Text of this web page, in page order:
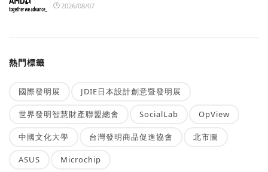
2026/08/07
熱門標籤
國際發明展 JDIE日本設計創意暨發明展
世界發明智慧財產聯盟總會 SocialLab OpView
中國文化大學 台灣發明商品促進協會 北市圖
ASUS Microchip